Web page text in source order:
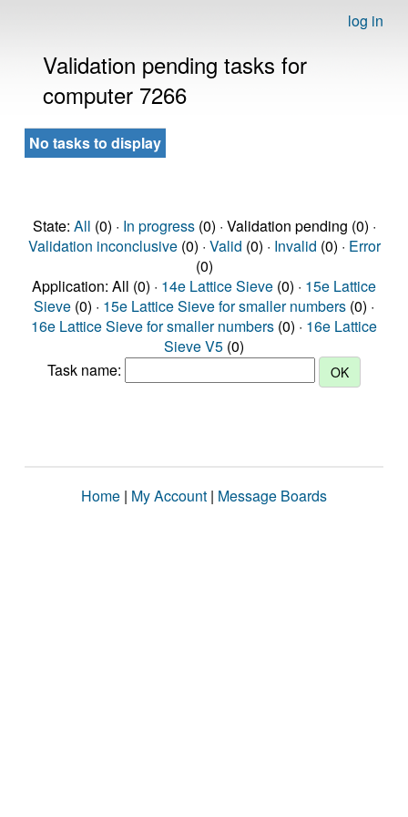
log in
Validation pending tasks for
computer 7266
No tasks to display
State: All (0) · In progress(0) · Validation pending (0) ·
Validation inconclusive(0) · Valid (0) · Invalid (0) · Error
(0)
Application: All (0) · 14e Lattice Sieve (0) · 15e Lattice
Sieve (0) · 15e Lattice Sieve for smaller numbers (0) ·
16e Lattice Sieve for smaller numbers (0) · 16e Lattice
Sieve V5 (0)
Task name:
Home | My Account | Message Boards